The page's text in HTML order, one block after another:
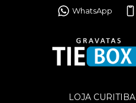
WhatsApp
LOJA CURITIBA